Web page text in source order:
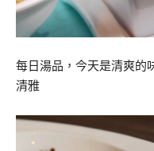
每日湯品，今天是清爽的
清雅